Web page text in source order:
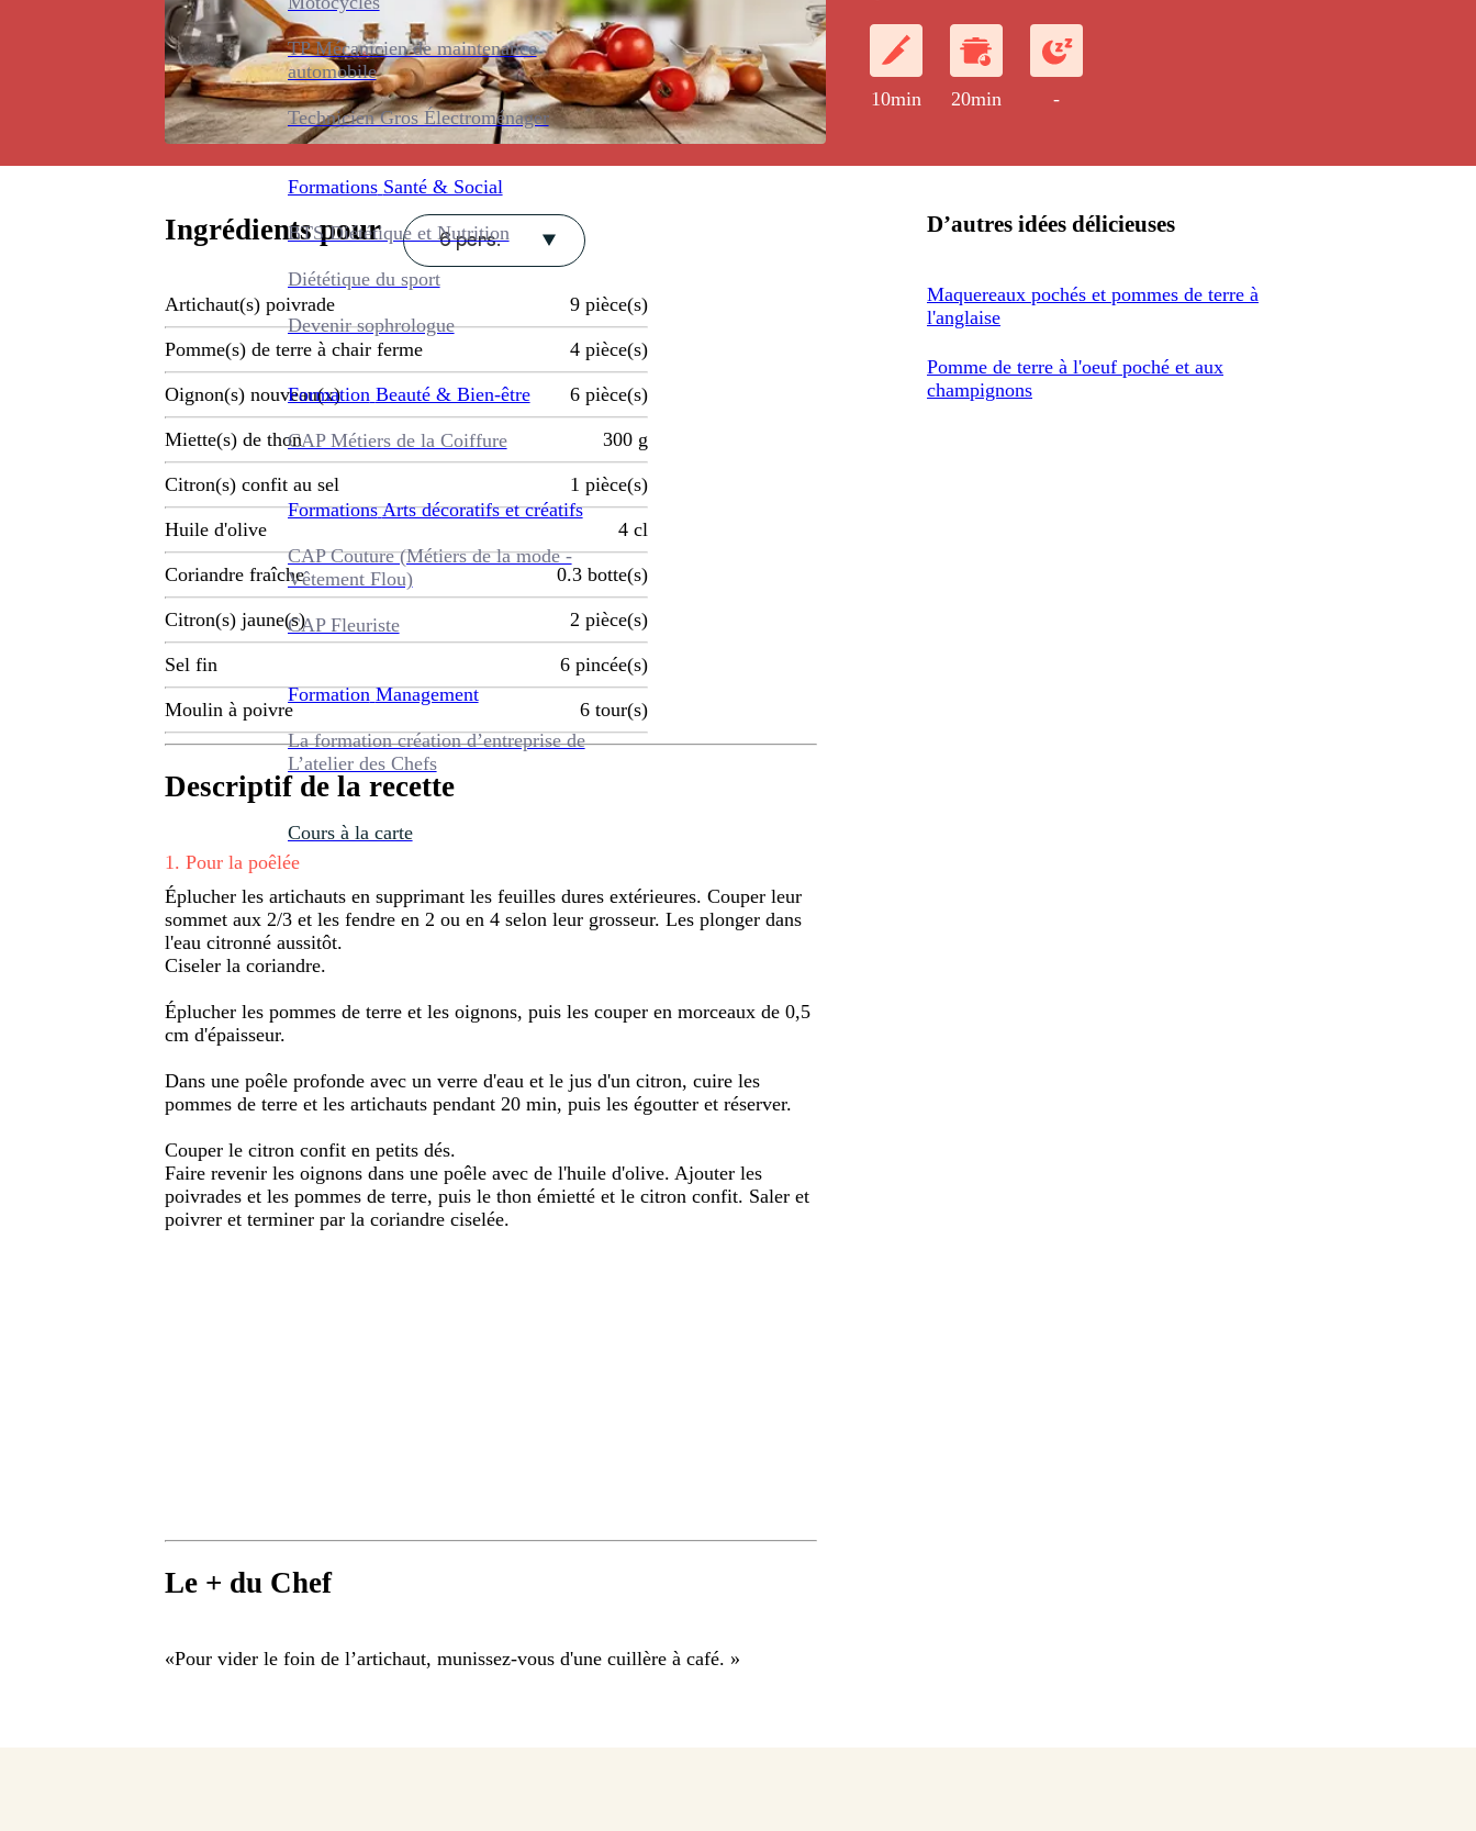
TP Mécanicien de maintenance
automobile
Technicien Gros Électroménager
Formations Santé & Social
BTS Diététique et Nutrition
Diététique du sport
Devenir sophrologue
Formation Beauté & Bien-être
CAP Métiers de la Coiffure
Formations Arts décoratifs et créatifs
CAP Couture (Métiers de la mode -
Vêtement Flou)
CAP Fleuriste
Formation Management
La formation création d’entreprise de
L’atelier des Chefs
Cours à la carte
10min 20min -
Ingrédients pour 6 pers.
Artichaut(s) poivrade 9 pièce(s)
Pomme(s) de terre à chair ferme 4 pièce(s)
Oignon(s) nouveau(x) 6 pièce(s)
Miette(s) de thon 300 g
Citron(s) confit au sel 1 pièce(s)
Huile d'olive 4 cl
Coriandre fraîche 0.3 botte(s)
Citron(s) jaune(s) 2 pièce(s)
Sel fin 6 pincée(s)
Moulin à poivre 6 tour(s)
Descriptif de la recette
1 . Pour la poêlée
Éplucher les artichauts en supprimant les feuilles dures extérieures. Couper leur
sommet aux 2/3 et les fendre en 2 ou en 4 selon leur grosseur. Les plonger dans
l'eau citronné aussitôt.
Ciseler la coriandre.
Éplucher les pommes de terre et les oignons, puis les couper en morceaux de 0,5
cm d'épaisseur.
Dans une poêle profonde avec un verre d'eau et le jus d'un citron, cuire les
pommes de terre et les artichauts pendant 20 min, puis les égoutter et réserver.
Couper le citron confit en petits dés.
Faire revenir les oignons dans une poêle avec de l'huile d'olive. Ajouter les
poivrades et les pommes de terre, puis le thon émietté et le citron confit. Saler et
poivrer et terminer par la coriandre ciselée.
Le + du Chef
«Pour vider le foin de l’artichaut, munissez-vous d'une cuillère à café. »
D’autres idées délicieuses
Maquereaux pochés et pommes de terre à
l'anglaise
Pomme de terre à l'oeuf poché et aux
champignons